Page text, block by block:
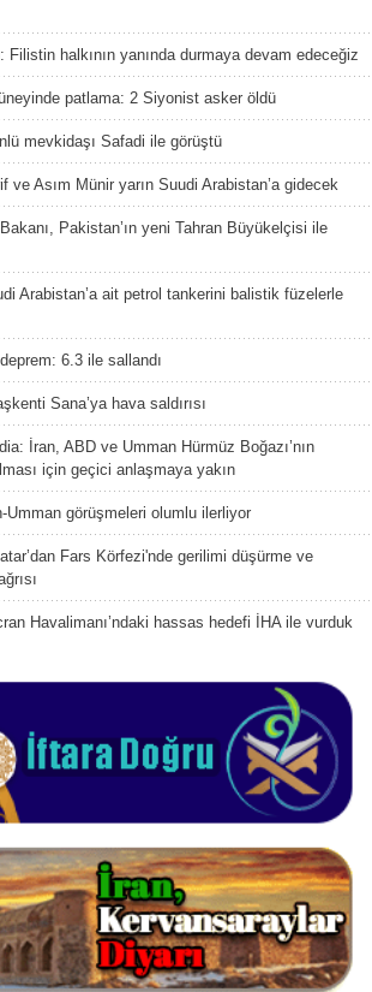
Filistin halkının yanında durmaya devam edeceğiz
patlama: 2 Siyonist asker öldü
mevkidaşı Safadi ile görüştü
ve Asım Münir yarın Suudi Arabistan’a gidecek
Pakistan’ın yeni Tahran Büyükelçisi ile
Arabistan’a ait petrol tankerini balistik füzelerle
6.3 ile sallandı
Sana’ya hava saldırısı
İran, ABD ve Umman Hürmüz Boğazı’nın
için geçici anlaşmaya yakın
Umman görüşmeleri olumlu ilerliyor
Fars Körfezi'nde gerilimi düşürme ve
Havalimanı’ndaki hassas hedefi İHA ile vurduk